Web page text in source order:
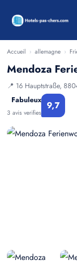
Accueil › allemagne ›
Mendoza
📍 16 Hauptstraße,
Fabuleux
3 avis verifies
9,7